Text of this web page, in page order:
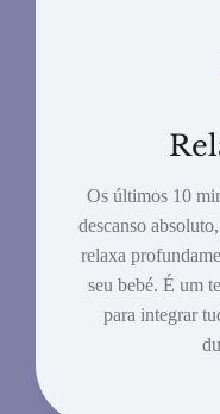
Os últimos 10
descanso
relaxa
seu bebé. É um
para integrar